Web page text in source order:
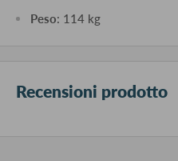
Peso: 114 kg
Recensioni prodotto